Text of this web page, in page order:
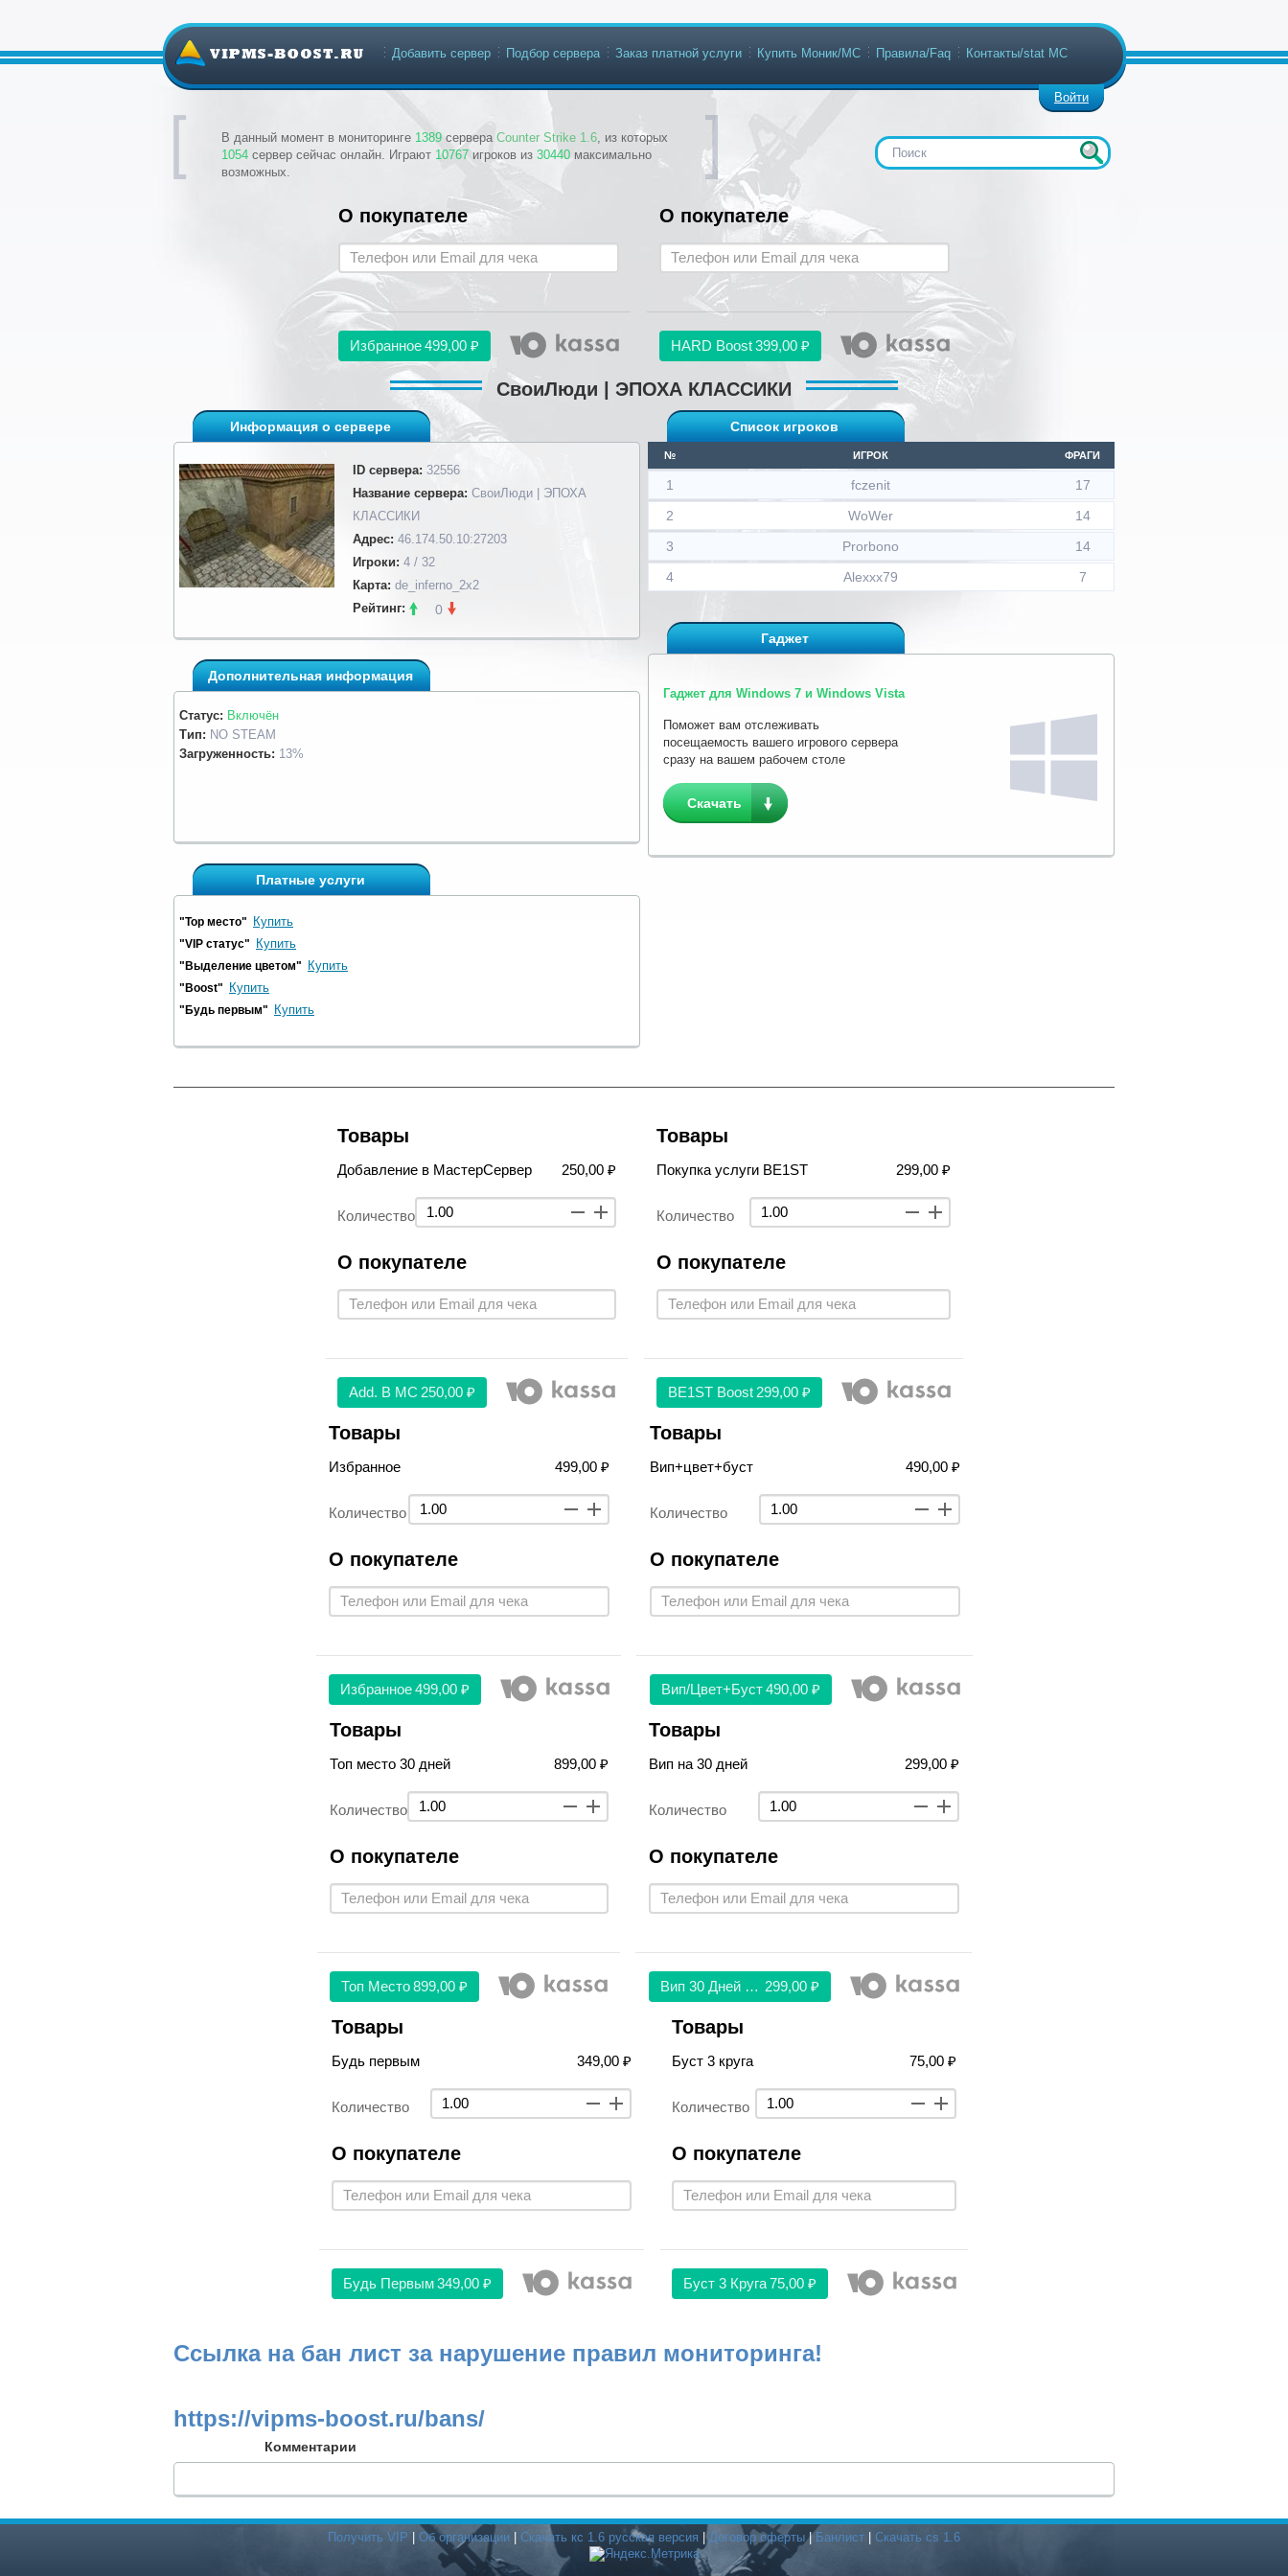
В данный момент в мониторинге 1389 сервера Counter Strike 1.6, из которых
1054 сервер сейчас онлайн. Играют 10767 игроков из 30440 максимально
возможных.
Войти
Добавить сервер Подбор сервера Заказ платной услуги Купить Моник/МС Правила/Faq Контакты/stat МС
О покупателе
Избранное499,00 ₽
О покупателе
HARD Boost399,00 ₽
СвоиЛюди | ЭПОХА КЛАССИКИ
Информация о сервере
ID сервера: 32556
Название сервера: СвоиЛюди | ЭПОХА
КЛАССИКИ
Адрес: 46.174.50.10:27203
Игроки: 4 / 32
Карта: de_inferno_2x2
Рейтинг:
0
Дополнительная информация
Статус: Включён
Тип: NO STEAM
Загруженность: 13%
Платные услуги
"Top место" Купить
"VIP статус" Купить
"Выделение цветом" Купить
"Boost" Купить
"Будь первым" Купить
Список игроков
№ ИГРОК ФРАГИ
1 fczenit
17
2
WoWer
14
3
Prorbono
14
4
Alexxx79 7
Гаджет
Гаджет для Windows 7 и Windows Vista
Поможет вам отслеживать
посещаемость вашего игрового сервера
сразу на вашем рабочем столе
Скачать
Товары
Добавление в МастерСервер 250,00 ₽
Количество
О покупателе
Аdd. В МС 250,00 ₽
Товары
Покупка услуги BE1ST 299,00 ₽
Количество
О покупателе
BE1ST Boost 299,00 ₽
Товары
Избранное 499,00 ₽
Количество
О покупателе
Избранное 499,00 ₽
Товары
Вип+цвет+буст 490,00 ₽
Количество
О покупателе
Вип/цвет+буст 490,00 ₽
Товары
Топ место 30 дней 899,00 ₽
Количество
О покупателе
Топ Место 899,00 ₽
Товары
Вип на 30 дней 299,00 ₽
Количество
О покупателе
Вип 30 Дней 299299,00 ₽
Товары
Будь первым 349,00 ₽
Количество
О покупателе
Будь Первым349,00 ₽
Товары
Буст 3 круга 75,00 ₽
Количество
О покупателе
Буст 3 Круга75,00 ₽
Ссылка на бан лист за нарушение правил мониторинга!
https://vipms-boost.ru/bans/
Комментарии
Получить VIP Об организации Скачать кс 1.6 русская версия |Договор оферты| Банлист Скачать cs 1.6